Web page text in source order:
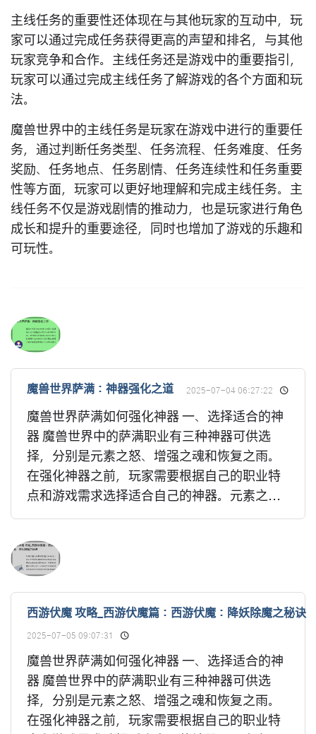
主线任务的重要性还体现在与其他玩家的互动中，玩
家可以通过完成任务获得更高的声望和排名，与其他
玩家竞争和合作。主线任务还是游戏中的重要指引，
玩家可以通过完成主线任务了解游戏的各个方面和玩
法。
魔兽世界中的主线任务是玩家在游戏中进行的重要任
务，通过判断任务类型、任务流程、任务难度、任务
奖励、任务地点、任务剧情、任务连续性和任务重要
性等方面，玩家可以更好地理解和完成主线任务。主
线任务不仅是游戏剧情的推动力，也是玩家进行角色
成长和提升的重要途径，同时也增加了游戏的乐趣和
可玩性。
魔兽世界萨满：神器强化之道 2025-07-04 06:27:22
魔兽世界萨满如何强化神器 一、选择适合的神
器 魔兽世界中的萨满职业有三种神器可供选
择，分别是元素之怒、增强之魂和恢复之雨。
在强化神器之前，玩家需要根据自己的职业特
点和游戏需求选择适合自己的神器。元素之...
西游伏魔 攻略_西游伏魔篇：西游伏魔：降妖除魔之秘诀
2025-07-05 09:07:31
魔兽世界萨满如何强化神器 一、选择适合的神
器 魔兽世界中的萨满职业有三种神器可供选
择，分别是元素之怒、增强之魂和恢复之雨。
在强化神器之前，玩家需要根据自己的职业特